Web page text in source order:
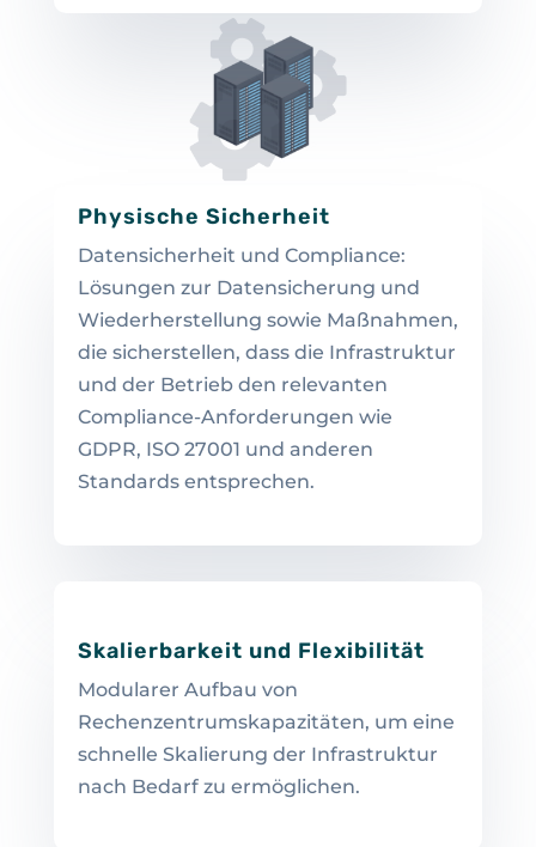
Physische Sicherheit
Datensicherheit und Compliance:
Lösungen zur Datensicherung und
Wiederherstellung sowie Maßnahmen,
die sicherstellen, dass die Infrastruktur
und der Betrieb den relevanten
Compliance-Anforderungen wie
GDPR, ISO 27001 und anderen
Standards entsprechen.
Skalierbarkeit und Flexibilität
Modularer Aufbau von
Rechenzentrumskapazitäten, um eine
schnelle Skalierung der Infrastruktur
nach Bedarf zu ermöglichen.